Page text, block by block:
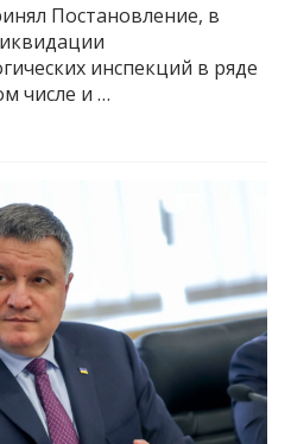
Постановление, в
инспекций в ряде
числе и …